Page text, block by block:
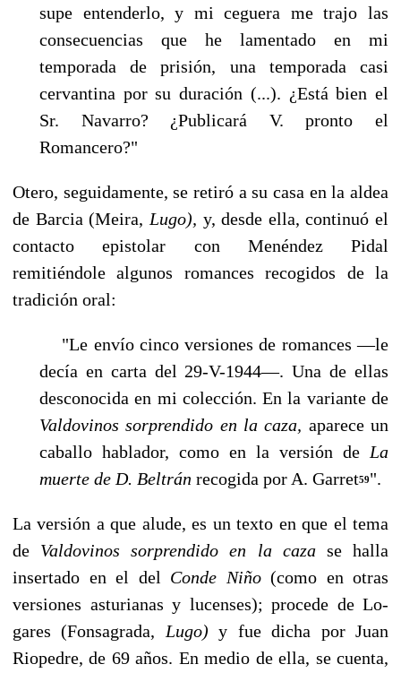
supe entenderlo, y mi ceguera me trajo las
conse­cuencias que he lamentado en mi
temporada de prisión, una temporada casi
cervantina por su duración (...). ¿Está bien el
Sr. Navarro? ¿Publicará V. pronto el
Romancero?"
Otero, seguidamente, se retiró a su casa en la aldea
de Barcia (Meira, Lugo), y, desde ella, con­tinuó el
contacto epistolar con Menéndez Pidal
remitiéndole algunos romances recogidos de la
tradición oral:
"Le envío cinco versiones de romances —le
decía en carta del 29-V-1944—. Una de ellas
desconocida en mi colección. En la variante de
Valdovinos sorprendido en la caza, aparece un
caballo hablador, como en la versión de La
muerte de D. Beltrán recogida por A. Garret59".
La versión a que alude, es un texto en que el tema
de Valdovinos sorprendido en la caza se halla
insertado en el del Conde Niño (como en otras
versiones asturianas y lucenses); procede de Lo­
gares (Fonsagrada, Lugo)y fue dicha por Juan
Riopedre, de 69 años. En medio de ella, se cuen­ta,